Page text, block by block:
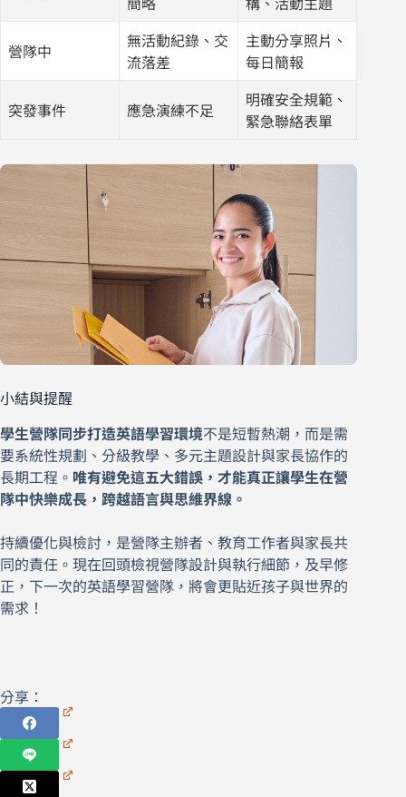
簡略
構、活動主題
營隊中
無活動紀錄、交
流落差
主動分享照片、
每日簡報
突發事件 應急演練不足
明確安全規範、
緊急聯絡表單
小結與提醒
學生營隊同步打造英語學習環境不是短暫熱潮，而是需
要系統性規劃、分級教學、多元主題設計與家長協作的
長期工程。 唯有避免這五大錯誤，才能真正讓學生在營
隊中快樂成長，跨越語言與思維界線。
持續優化與檢討，是營隊主辦者、教育工作者與家長共
同的責任。現在回頭檢視營隊設計與執行細節，及早修
正，下一次的英語學習營隊，將會更貼近孩子與世界的
需求！
分享：